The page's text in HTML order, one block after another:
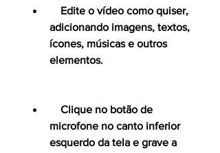
adicionando imagens, textos,
ícones, músicas e outros
elementos.
microfone no canto inferior
esquerdo da tela e grave a